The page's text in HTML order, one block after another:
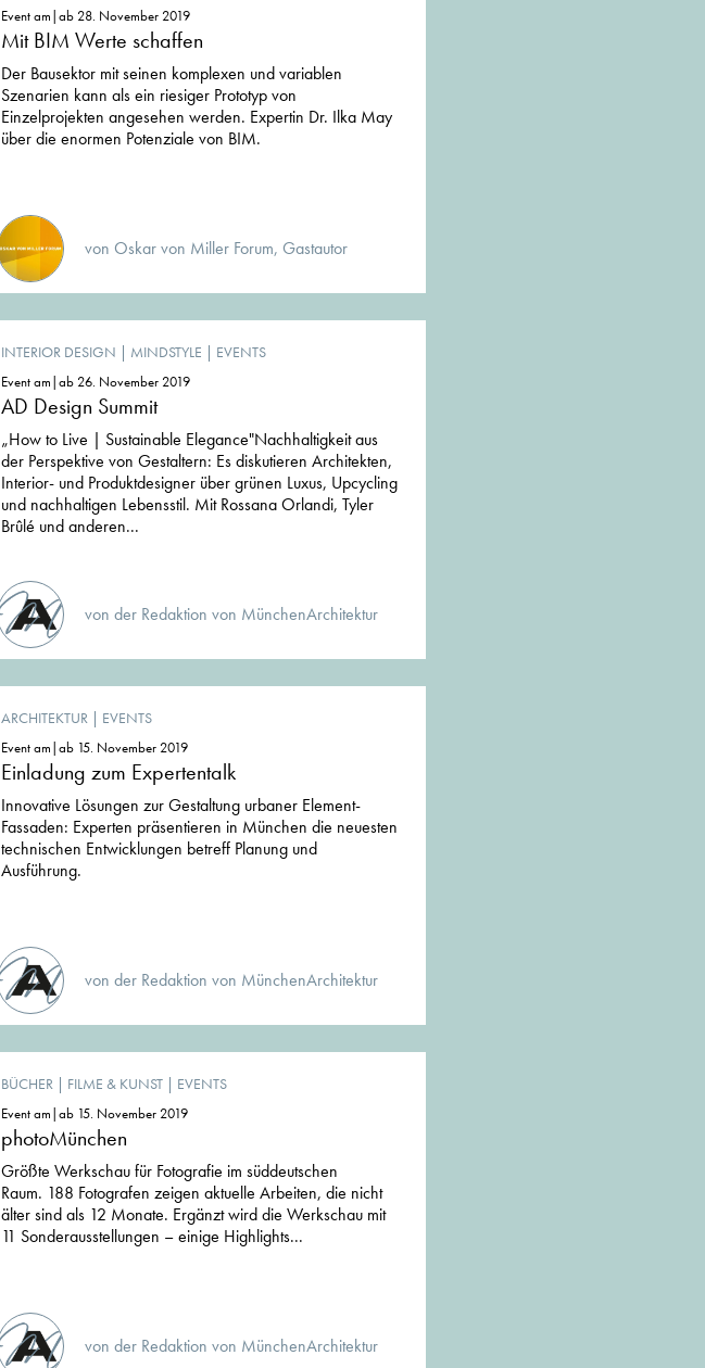
Event am|ab 28. November 2019
Mit BIM Werte schaffen
Der Bausektor mit seinen komplexen und variablen
Szenarien kann als ein riesiger Prototyp von
Einzelprojekten angesehen werden. Expertin Dr. Ilka May
über die enormen Potenziale von BIM.
von Oskar von Miller Forum, Gastautor
INTERIOR DESIGN | MINDSTYLE | EVENTS
Event am|ab 26. November 2019
AD Design Summit
„How to Live | Sustainable Elegance"Nachhaltigkeit aus
der Perspektive von Gestaltern: Es diskutieren Architekten,
Interior- und Produktdesigner über grünen Luxus, Upcycling
und nachhaltigen Lebensstil. Mit Rossana Orlandi, Tyler
Brûlé und anderen...
von der Redaktion von MünchenArchitektur
ARCHITEKTUR | EVENTS
Event am|ab 15. November 2019
Einladung zum Expertentalk
Innovative Lösungen zur Gestaltung urbaner Element-
Fassaden: Experten präsentieren in München die neuesten
technischen Entwicklungen betreff Planung und
Ausführung.
von der Redaktion von MünchenArchitektur
BÜCHER | FILME & KUNST | EVENTS
Event am|ab 15. November 2019
photoMünchen
Größte Werkschau für Fotografie im süddeutschen
Raum. 188 Fotografen zeigen aktuelle Arbeiten, die nicht
älter sind als 12 Monate. Ergänzt wird die Werkschau mit
11 Sonderausstellungen – einige Highlights...
von der Redaktion von MünchenArchitektur